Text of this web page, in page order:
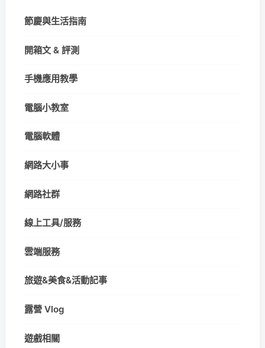
節慶與生活指南
開箱文 & 評測
手機應用教學
電腦小教室
電腦軟體
網路大小事
網路社群
線上工具/服務
雲端服務
旅遊&美食&活動記事
露營 Vlog
遊戲相關